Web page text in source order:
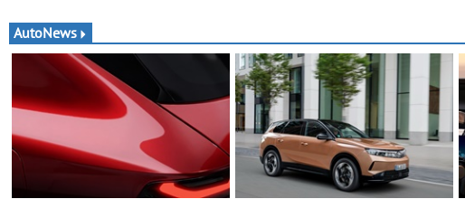
AutoNews